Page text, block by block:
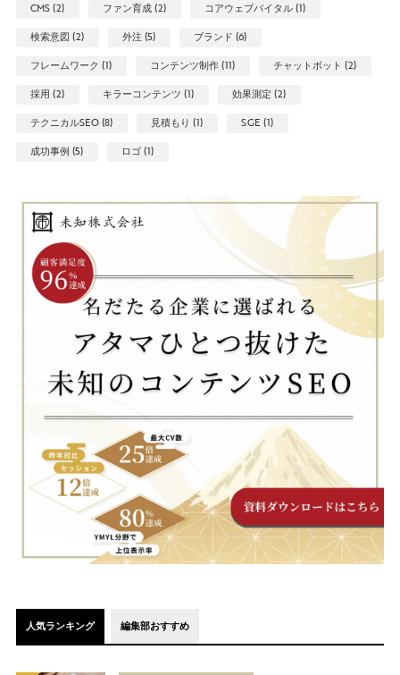
CMS (2)
ファン育成 (2)
コアウェブバイタル (1)
検索意図 (2)
外注 (5)
ブランド (6)
フレームワーク (1)
コンテンツ制作 (11)
チャットボット (2)
採用 (2)
キラーコンテンツ (1)
効果測定 (2)
テクニカルSEO (8)
見積もり (1)
SGE (1)
成功事例 (5)
ロゴ (1)
人気ランキング 編集部おすすめ